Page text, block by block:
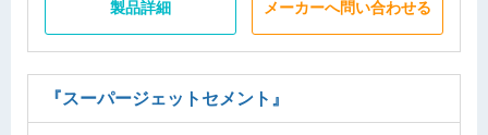
製品詳細 メーカーへ問い合わせる
『スーパージェットセメント』